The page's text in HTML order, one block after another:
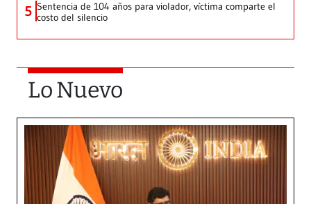
5 Sentencia de 104 años para violador, víctima comparte el
costo del silencio
Lo Nuevo